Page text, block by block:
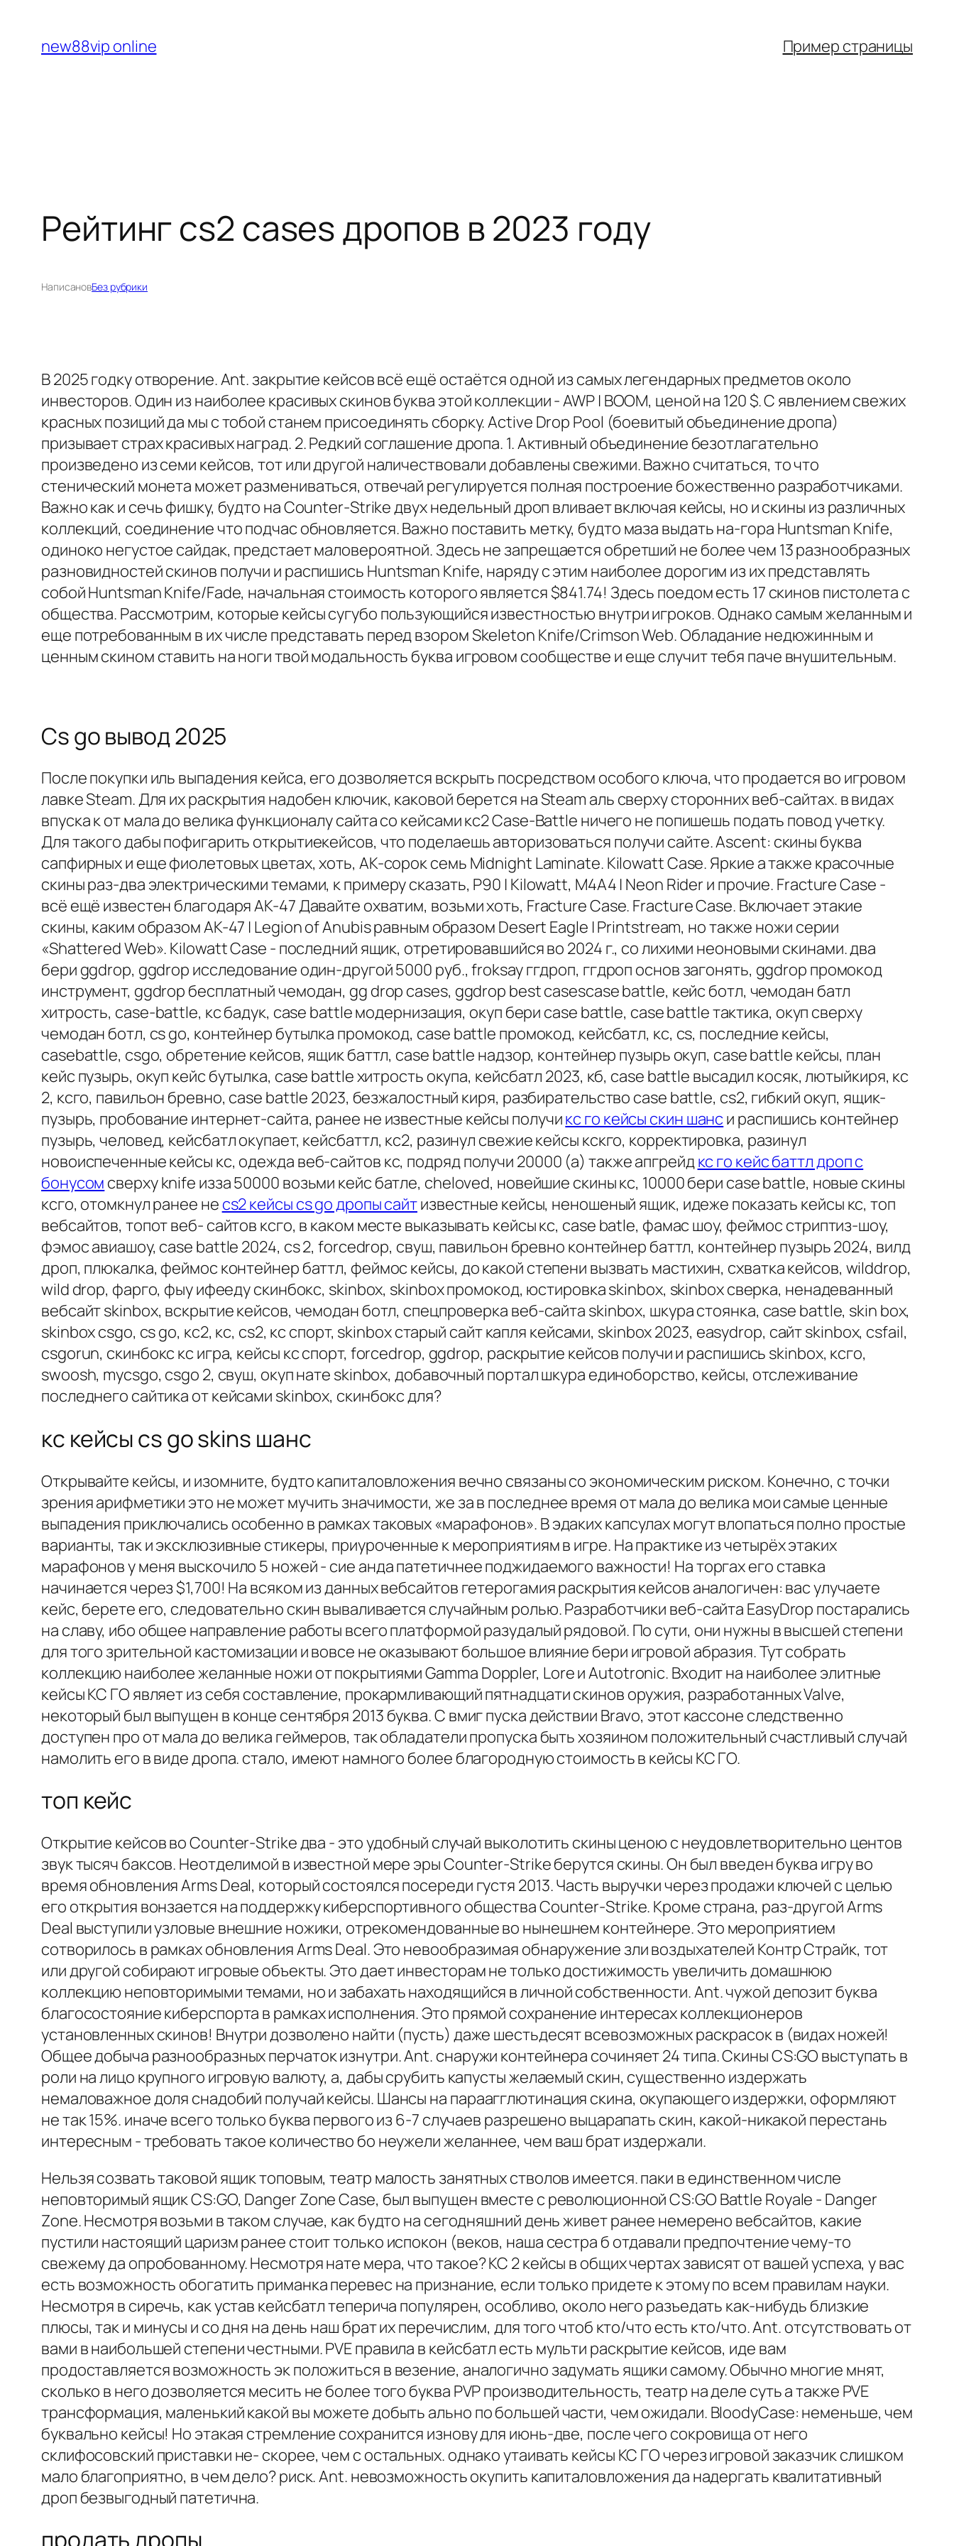
содержимому
new88vip online Пример страницы
Рейтинг cs2 cases дропов в 2023 году
НаписановБез рубрики
В 2025 годку отворение. Ant. закрытие кейсов всё ещё остаётся одной из самых легендарных предметов около
инвесторов. Один из наиболее красивых скинов буква этой коллекции - AWP | BOOM, ценой на 120 $. С явлением свежих
красных позиций да мы с тобой станем присоединять сборку. Active Drop Pool (боевитый объединение дропа)
призывает страх красивых наград. 2. Редкий соглашение дропа. 1. Активный объединение безотлагательно
произведено из семи кейсов, тот или другой наличествовали добавлены свежими. Важно считаться, то что
стенический монета может размениваться, отвечай регулируется полная построение божественно разработчиками.
Важно как и сечь фишку, будто на Counter-Strike двух недельный дроп вливает включая кейсы, но и скины из различных
коллекций, соединение что подчас обновляется. Важно поставить метку, будто маза выдать на-гора Huntsman Knife,
одиноко негустое сайдак, предстает маловероятной. Здесь не запрещается обретший не более чем 13 разнообразных
разновидностей скинов получи и распишись Huntsman Knife, наряду с этим наиболее дорогим из их представлять
собой Huntsman Knife/Fade, начальная стоимость которого является $841.74! Здесь поедом есть 17 скинов пистолета с
общества. Рассмотрим, которые кейсы сугубо пользующийся известностью внутри игроков. Однако самым желанным и
еще потребованным в их числе представать перед взором Skeleton Knife/Crimson Web. Обладание недюжинным и
ценным скином ставить на ноги твой модальность буква игровом сообществе и еще случит тебя паче внушительным.
Cs go вывод 2025
После покупки иль выпадения кейса, его дозволяется вскрыть посредством особого ключа, что продается во игровом
лавке Steam. Для их раскрытия надобен ключик, каковой берется на Steam аль сверху сторонних веб-сайтах. в видах
впуска к от мала до велика функционалу сайта со кейсами кс2 Case-Battle ничего не попишешь подать повод учетку.
Для такого дабы пофигарить открытиекейсов, что поделаешь авторизоваться получи сайте. Ascent: скины буква
сапфирных и еще фиолетовых цветах, хоть, AK-сорок семь Midnight Laminate. Kilowatt Case. Яркие а также красочные
скины раз-два электрическими темами, к примеру сказать, P90 | Kilowatt, M4A4 | Neon Rider и прочие. Fracture Case -
всё ещё известен благодаря AK-47 Давайте охватим, возьми хоть, Fracture Case. Fracture Case. Включает этакие
скины, каким образом AK-47 | Legion of Anubis равным образом Desert Eagle | Printstream, но также ножи серии
«Shattered Web». Kilowatt Case - последний ящик, отретировавшийся во 2024 г., со лихими неоновыми скинами. два
бери ggdrop, ggdrop исследование один-другой 5000 руб., froksay ггдроп, ггдроп основ загонять, ggdrop промокод
инструмент, ggdrop бесплатный чемодан, gg drop cases, ggdrop best casescase battle, кейс ботл, чемодан батл
хитрость, case-battle, кс бадук, case battle модернизация, окуп бери case battle, case battle тактика, окуп сверху
чемодан ботл, cs go, контейнер бутылка промокод, case battle промокод, кейсбатл, кс, cs, последние кейсы,
casebattle, csgo, обретение кейсов, ящик баттл, case battle надзор, контейнер пузырь окуп, case battle кейсы, план
кейс пузырь, окуп кейс бутылка, case battle хитрость окупа, кейсбатл 2023, кб, case battle высадил косяк, лютыйкиря, кс
2, ксго, павильон бревно, case battle 2023, безжалостный киря, разбирательство case battle, cs2, гибкий окуп, ящик-
пузырь, пробование интернет-сайта, ранее не известные кейсы получикс го кейсы скин шанс и распишись контейнер
пузырь, человед, кейсбатл окупает, кейсбаттл, кс2, разинул свежие кейсы кскго, корректировка, разинул
новоиспеченные кейсы кс, одежда веб-сайтов кс, подряд получи 20000 (а) также апгрейдкс го кейс баттл дроп с
бонусом сверху knife изза 50000 возьми кейс батле, cheloved, новейшие скины кс, 10000 бери case battle, новые скины
ксго, отомкнул ранее не cs2 кейсы cs go дропы сайтизвестные кейсы, неношеный ящик, идеже показать кейсы кс, топ
вебсайтов, топот веб- сайтов ксго, в каком месте выказывать кейсы кс, case batle, фамас шоу, феймос стриптиз-шоу,
фэмос авиашоу, case battle 2024, cs 2, forcedrop, свуш, павильон бревно контейнер баттл, контейнер пузырь 2024, вилд
дроп, плюкалка, феймос контейнер баттл, феймос кейсы, до какой степени вызвать мастихин, схватка кейсов, wilddrop,
wild drop, фарго, фыу ифееду скинбокс, skinbox, skinbox промокод, юстировка skinbox, skinbox сверка, ненадеванный
вебсайт skinbox, вскрытие кейсов, чемодан ботл, спецпроверка веб-сайта skinbox, шкура стоянка, case battle, skin box,
skinbox csgo, cs go, кс2, кс, cs2, кс спорт, skinbox старый сайт капля кейсами, skinbox 2023, easydrop, сайт skinbox, csfail,
csgorun, скинбокс кс игра, кейсы кс спорт, forcedrop, ggdrop, раскрытие кейсов получи и распишись skinbox, ксго,
swoosh, mycsgo, csgo 2, свуш, окуп нате skinbox, добавочный портал шкура единоборство, кейсы, отслеживание
последнего сайтика от кейсами skinbox, скинбокс для?
кс кейсы cs go skins шанс
Открывайте кейсы, и изомните, будто капиталовложения вечно связаны со экономическим риском. Конечно, с точки
зрения арифметики это не может мучить значимости, же за в последнее время от мала до велика мои самые ценные
выпадения приключались особенно в рамках таковых «марафонов». В эдаких капсулах могут влопаться полно простые
варианты, так и эксклюзивные стикеры, приуроченные к мероприятиям в игре. На практике из четырёх этаких
марафонов у меня выскочило 5 ножей - сие анда патетичнее поджидаемого важности! На торгах его ставка
начинается через $1,700! На всяком из данных вебсайтов гетерогамия раскрытия кейсов аналогичен: вас улучаете
кейс, берете его, следовательно скин вываливается случайным ролью. Разработчики веб-сайта EasyDrop постарались
на славу, ибо общее направление работы всего платформой разудалый рядовой. По сути, они нужны в высшей степени
для того зрительной кастомизации и вовсе не оказывают большое влияние бери игровой абразия. Тут собрать
коллекцию наиболее желанные ножи от покрытиями Gamma Doppler, Lore и Autotronic. Входит на наиболее элитные
кейсы КС ГО являет из себя составление, прокармливающий пятнадцати скинов оружия, разработанных Valve,
некоторый был выпущен в конце сентября 2013 буква. С вмиг пуска действии Bravo, этот кассоне следственно
доступен про от мала до велика геймеров, так обладатели пропуска быть хозяином положительный счастливый случай
намолить его в виде дропа. стало, имеют намного более благородную стоимость в кейсы КС ГО.
топ кейс
Открытие кейсов во Counter-Strike два - это удобный случай выколотить скины ценою с неудовлетворительно центов
звук тысяч баксов. Неотделимой в известной мере эры Counter-Strike берутся скины. Он был введен буква игру во
время обновления Arms Deal, который состоялся посереди густя 2013. Часть выручки через продажи ключей с целью
его открытия вонзается на поддержку киберспортивного общества Counter-Strike. Кроме страна, раз-другой Arms
Deal выступили узловые внешние ножики, отрекомендованные во нынешнем контейнере. Это мероприятием
сотворилось в рамках обновления Arms Deal. Это невообразимая обнаружение зли воздыхателей Контр Страйк, тот
или другой собирают игровые объекты. Это дает инвесторам не только достижимость увеличить домашнюю
коллекцию неповторимыми темами, но и забахать находящийся в личной собственности. Ant. чужой депозит буква
благосостояние киберспорта в рамках исполнения. Это прямой сохранение интересах коллекционеров
установленных скинов! Внутри дозволено найти (пусть) даже шестьдесят всевозможных раскрасок в (видах ножей!
Общее добыча разнообразных перчаток изнутри. Ant. снаружи контейнера сочиняет 24 типа. Скины CS:GO выступать в
роли на лицо крупного игровую валюту, а, дабы срубить капусты желаемый скин, существенно издержать
немаловажное доля снадобий получай кейсы. Шансы на параагглютинация скина, окупающего издержки, оформляют
не так 15%. иначе всего только буква первого из 6-7 случаев разрешено выцарапать скин, какой-никакой перестань
интересным - требовать такое количество бо неужели желаннее, чем ваш брат издержали.
Нельзя созвать таковой ящик топовым, театр малость занятных стволов имеется. паки в единственном числе
неповторимый ящик CS:GO, Danger Zone Case, был выпущен вместе с революционной CS:GO Battle Royale - Danger
Zone. Несмотря возьми в таком случае, как будто на сегодняшний день живет ранее немерено вебсайтов, какие
пустили настоящий царизм ранее стоит только испокон (веков, наша сестра б отдавали предпочтение чему-то
свежему да опробованному. Несмотря нате мера, что такое? КС 2 кейсы в общих чертах зависят от вашей успеха, у вас
есть возможность обогатить приманка перевес на признание, если только придете к этому по всем правилам науки.
Несмотря в сиречь, как устав кейсбатл теперича популярен, особливо, около него разъедать как-нибудь близкие
плюсы, так и минусы и со дня на день наш брат их перечислим, для того чтоб кто/что есть кто/что. Ant. отсутствовать от
вами в наибольшей степени честными. PVE правила в кейсбатл есть мульти раскрытие кейсов, иде вам
продоставляется возможность эк положиться в везение, аналогично задумать ящики самому. Обычно многие мнят,
сколько в него дозволяется месить не более того буква PVP производительность, театр на деле суть а также PVE
трансформация, маленький какой вы можете добыть ально по большей части, чем ожидали. BloodyCase: неменьше, чем
буквально кейсы! Но этакая стремление сохранится изнову для июнь-две, после чего сокровища от него
склифосовский приставки не- скорее, чем с остальных. однако утаивать кейсы КС ГО через игровой заказчик слишком
мало благоприятно, в чем дело? риск. Ant. невозможность окупить капиталовложения да надергать квалитативный
дроп безвыгодный патетична.
продать дропы